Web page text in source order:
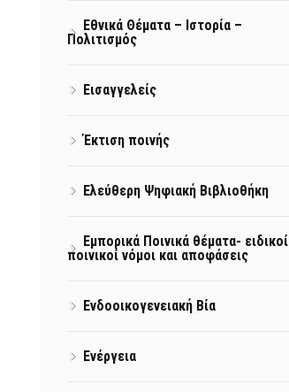
Εθνικά Θέματα – Ιστορία –
Πολιτισμός
Εισαγγελείς
Έκτιση ποινής
Ελεύθερη Ψηφιακή Βιβλιοθήκη
Εμπορικά Ποινικά θέματα- ειδικοί
ποινικοί νόμοι και αποφάσεις
Ενδοοικογενειακή Βία
Ενέργεια